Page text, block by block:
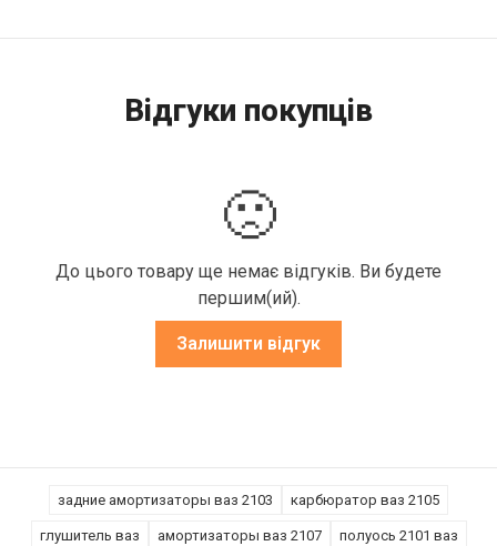
Відгуки покупців
🙁
До цього товару ще немає відгуків. Ви будете
першим(ий).
Залишити відгук
задние амортизаторы ваз 2103 карбюратор ваз 2105
глушитель ваз амортизаторы ваз 2107 полуось 2101 ваз